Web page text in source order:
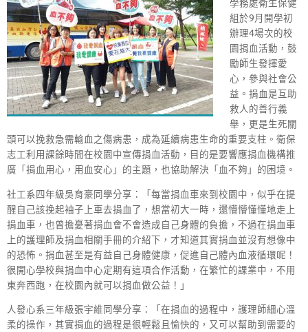
學務處衛生保健
組於9月開學初
辦理4場次的校
園捐血活動，鼓
勵師生發揮愛
心，參與社會公
益。捐血是互助
救人的善行義
舉，更是生死關
頭可以挽救急需輸血之傷病患，成為延續病患生命的重要支柱。衛保
志工利用課餘時間在校園中宣傳捐血活動，目的是要響應捐血機構推
廣「捐血用心，用血安心」的主題，也協助解決「血不夠」的困境。
社工系四年級吳育豪同學分享：「每當捐血車來到校園中，似乎在提
醒自己該挽起袖子上車去捐血了，想當初大一時，還懵懵懂懂地走上
捐血車，也曾擔憂著捐血會不會造成自己身體的負擔，不過在捐血車
上的護理師及捐血相關手冊的介紹下，才知道其實捐血並沒有想像中
的恐怖。捐血甚至是有益自己身體健康，促進自己體內血液循環呢！
很開心學校與捐血中心定期有這項合作活動，在繁忙的課業中，不用
東奔西跑，在校園內就可以捐血做公益！」
人發心系三年級張宇維同學分享：「在捐血的過程中，護理師細心溫
柔的操作，其實捐血的過程是很輕鬆且愉快的，又可以幫助到需要的